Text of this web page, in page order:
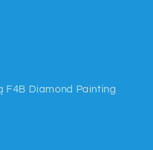
F4B Diamond Painting